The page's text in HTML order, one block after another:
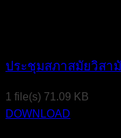
ประชุมสภาสมัยวิสา
1 file(s) 71.09 KB
DOWNLOAD